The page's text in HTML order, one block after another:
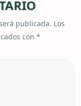
publicada. Los
con *